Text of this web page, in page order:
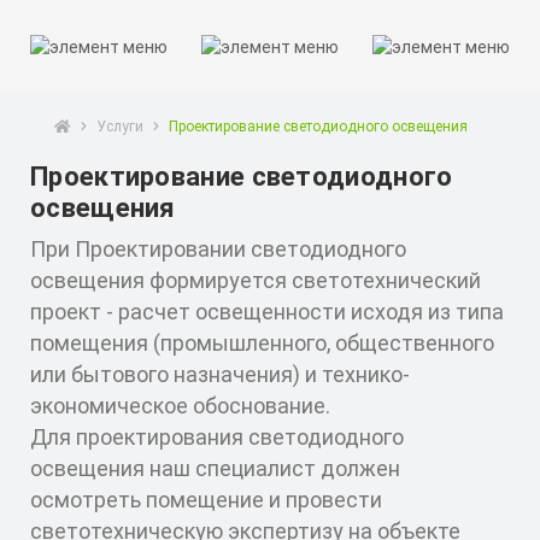
Услуги Проектирование светодиодного освещения
Проектирование светодиодного
освещения
При Проектировании светодиодного
освещения формируется светотехнический
проект - расчет освещенности исходя из типа
помещения (промышленного, общественного
или бытового назначения) и технико-
экономическое обоснование.
Для проектирования светодиодного
освещения наш специалист должен
осмотреть помещение и провести
светотехническую экспертизу на объекте